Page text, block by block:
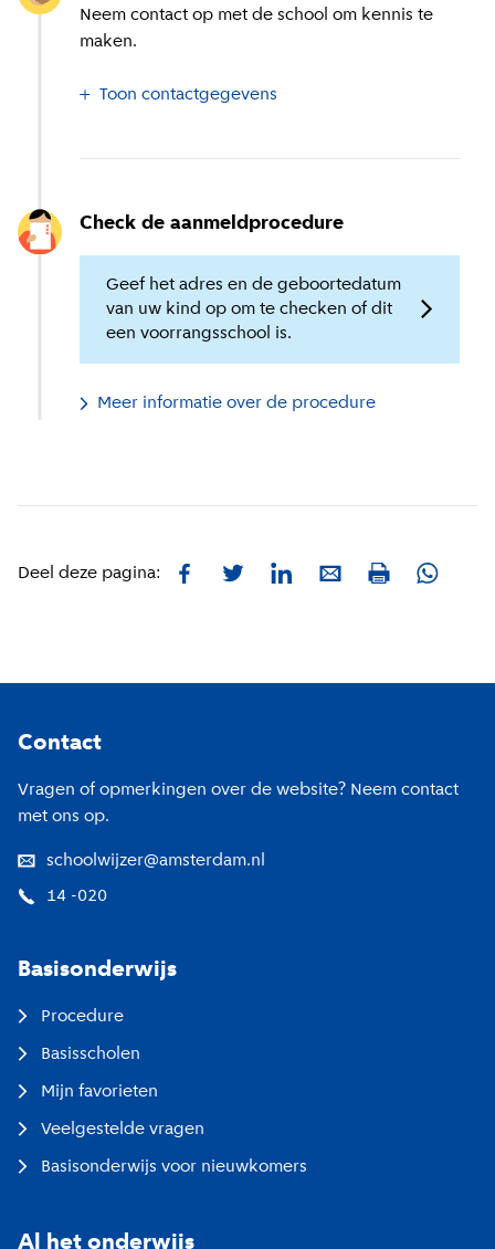
Neem contact op met de school om kennis te
maken.
Toon contactgegevens
Check de aanmeldprocedure
Geef het adres en de geboortedatum
van uw kind op om te checken of dit
een voorrangsschool is.
Meer informatie over de procedure
Deel deze pagina: FacebookTwitterLinkedInE-mailPrint
Contact
Vragen of opmerkingen over de website? Neem contact
met ons op.
schoolwijzer@amsterdam.nl
14 -020
Basisonderwijs
Procedure
Basisscholen
Mijn favorieten
Veelgestelde vragen
Basisonderwijs voor nieuwkomers
Al het onderwijs